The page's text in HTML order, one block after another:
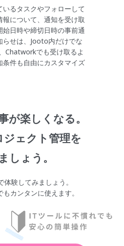
るタスクやフォローして
について、通知を受け取
日時や締切日時の事前通
らせは、Jooto内だけでな
Chatworkでも受け取るよ
条件も自由にカスタマイズ
が楽しくなる。
ェクト管理を
しょう。
体験してみましょう。
カンタンに使えます。